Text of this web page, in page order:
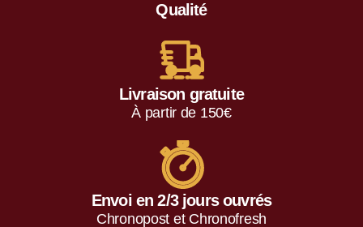
Qualité
Livraison gratuite
À partir de 150€
Envoi en 2/3 jours ouvrés
Chronopost et Chronofresh